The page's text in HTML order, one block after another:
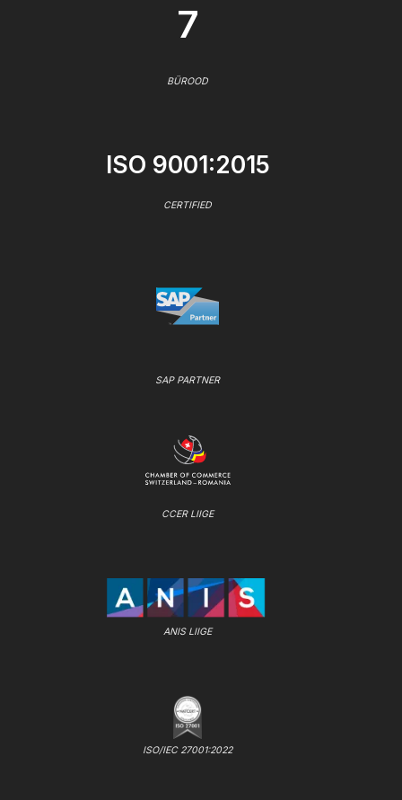
7
BÜROOD
ISO 9001:2015
CERTIFIED
SAP PARTNER
CCER LIIGE
ANIS LIIGE
ISO/IEC 27001:2022